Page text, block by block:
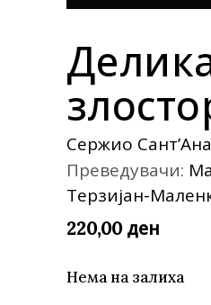
Сержио Сант’Ана
Преведувачи:
Терзијан-
220,00 ден
Нема на залиха